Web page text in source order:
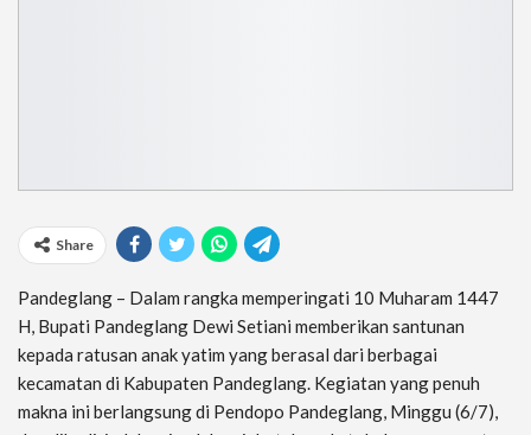
Share
Pandeglang – Dalam rangka memperingati 10 Muharam 1447
H, Bupati Pandeglang Dewi Setiani memberikan santunan
kepada ratusan anak yatim yang berasal dari berbagai
kecamatan di Kabupaten Pandeglang. Kegiatan yang penuh
makna ini berlangsung di Pendopo Pandeglang, Minggu (6/7),